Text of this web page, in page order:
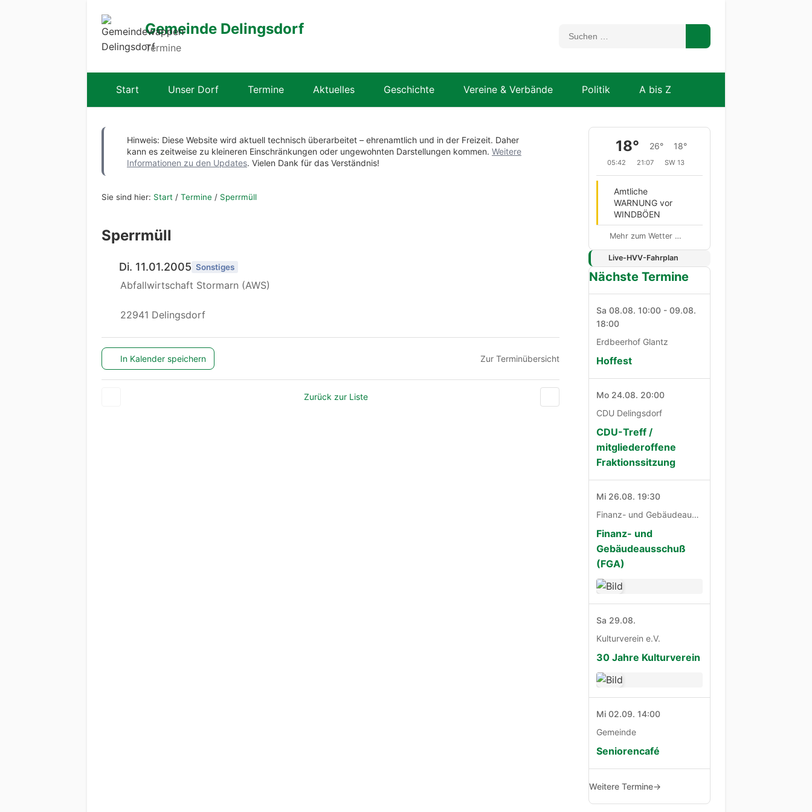
Gemeinde Delingsdorf
Termine
Start Unser Dorf Termine Aktuelles Geschichte Vereine & Verbände Politik A bis Z
Hinweis: Diese Website wird aktuell technisch überarbeitet – ehrenamtlich und in der Freizeit. Daher
kann es zeitweise zu kleineren Einschränkungen oder ungewohnten Darstellungen kommen. Weitere
Informationen zu den Updates. Vielen Dank für das Verständnis!
Sie sind hier: Start / Termine / Sperrmüll
Sperrmüll
Di. 11.01.2005 Sonstiges
Abfallwirtschaft Stormarn (AWS)
22941 Delingsdorf
In Kalender speichern Zur Terminübersicht
Zurück zur Liste
18° 26° 18°
05:42 21:07 SW 13
Amtliche
WARNUNG vor
WINDBÖEN
Mehr zum Wetter …
Live-HVV-Fahrplan
Nächste Termine
Sa 08.08. 10:00 - 09.08.
18:00
Erdbeerhof Glantz
Hoffest
Mo 24.08. 20:00
CDU Delingsdorf
CDU-Treff /
mitgliederoffene
Fraktionssitzung
Mi 26.08. 19:30
Finanz- und Gebäudeausschuß
Finanz- und
Gebäudeausschuß
(FGA)
Sa 29.08.
Kulturverein e.V.
30 Jahre Kulturverein
Mi 02.09. 14:00
Gemeinde
Seniorencafé
Weitere Termine→